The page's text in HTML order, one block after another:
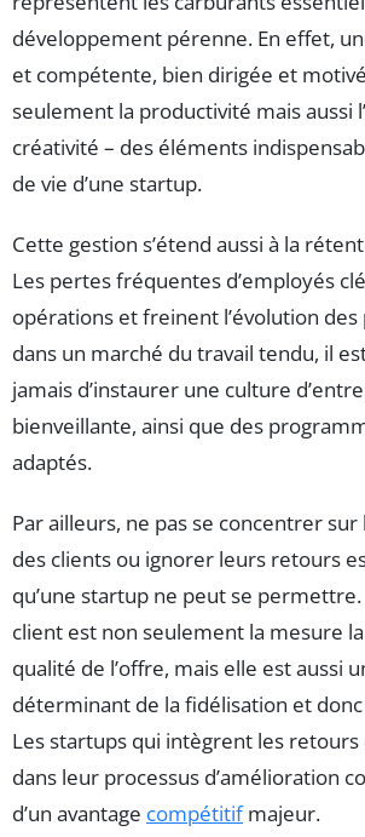
développement pérenne. En effet,
et compétente, bien dirigée et
seulement la productivité mais aussi
créativité – des éléments
de vie d’une startup.
Cette gestion s’étend aussi à la
Les pertes fréquentes d’employés
opérations et freinent l’évolution des
dans un marché du travail tendu, il
jamais d’instaurer une culture
bienveillante, ainsi que des
adaptés.
Par ailleurs, ne pas se concentrer
des clients ou ignorer leurs retours
qu’une startup ne peut se
client est non seulement la mesure
qualité de l’offre, mais elle est aussi
déterminant de la fidélisation et
Les startups qui intègrent les
dans leur processus d’amélioration
d’un avantage compétitifmajeur.